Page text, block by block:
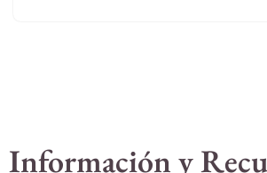
Información y